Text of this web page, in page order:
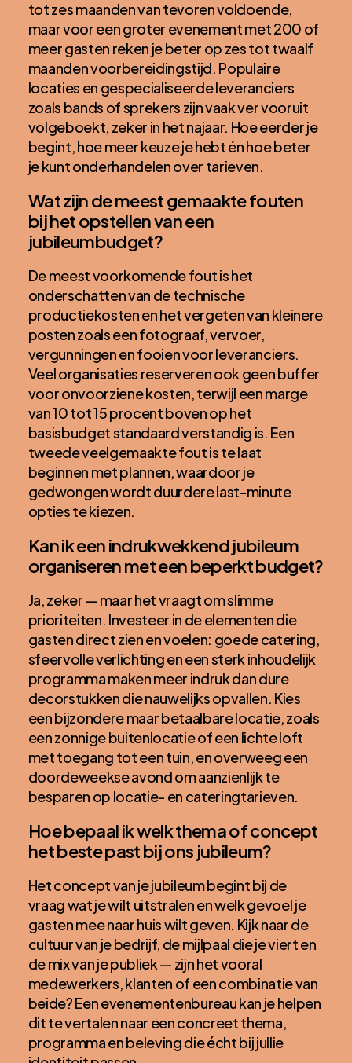
tot zes maanden van tevoren voldoende,
maar voor een groter evenement met 200 of
meer gasten reken je beter op zes tot twaalf
maanden voorbereidingstijd. Populaire
locaties en gespecialiseerde leveranciers
zoals bands of sprekers zijn vaak ver vooruit
volgeboekt, zeker in het najaar. Hoe eerder je
begint, hoe meer keuze je hebt én hoe beter
je kunt onderhandelen over tarieven.
Wat zijn de meest gemaakte fouten
bij het opstellen van een
jubileumbudget?
De meest voorkomende fout is het
onderschatten van de technische
productiekosten en het vergeten van kleinere
posten zoals een fotograaf, vervoer,
vergunningen en fooien voor leveranciers.
Veel organisaties reserveren ook geen buffer
voor onvoorziene kosten, terwijl een marge
van 10 tot 15 procent boven op het
basisbudget standaard verstandig is. Een
tweede veelgemaakte fout is te laat
beginnen met plannen, waardoor je
gedwongen wordt duurdere last-minute
opties te kiezen.
Kan ik een indrukwekkend jubileum
organiseren met een beperkt budget?
Ja, zeker — maar het vraagt om slimme
prioriteiten. Investeer in de elementen die
gasten direct zien en voelen: goede catering,
sfeervolle verlichting en een sterk inhoudelijk
programma maken meer indruk dan dure
decorstukken die nauwelijks opvallen. Kies
een bijzondere maar betaalbare locatie, zoals
een zonnige buitenlocatie of een lichte loft
met toegang tot een tuin, en overweeg een
doordeweekse avond om aanzienlijk te
besparen op locatie- en cateringtarieven.
Hoe bepaal ik welk thema of concept
het beste past bij ons jubileum?
Het concept van je jubileum begint bij de
vraag wat je wilt uitstralen en welk gevoel je
gasten mee naar huis wilt geven. Kijk naar de
cultuur van je bedrijf, de mijlpaal die je viert en
de mix van je publiek — zijn het vooral
medewerkers, klanten of een combinatie van
beide? Een evenementenbureau kan je helpen
dit te vertalen naar een concreet thema,
programma en beleving die écht bij jullie